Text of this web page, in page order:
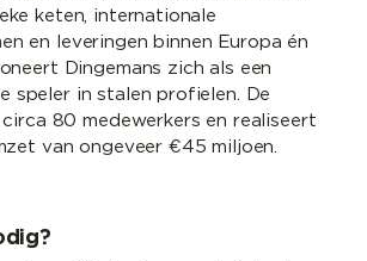
keten, internationale
en leveringen binnen Europa én
Dingemans zich als een
speler in stalen profielen. De
80 medewerkers en realiseert
van ongeveer €45 miljoen.